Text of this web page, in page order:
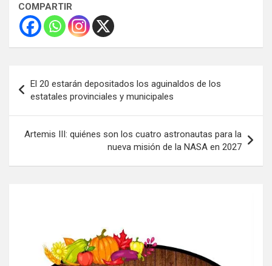
COMPARTIR
de
entradas
El 20 estarán depositados los aguinaldos de los
estatales provinciales y municipales
Artemis III: quiénes son los cuatro astronautas para la
nueva misión de la NASA en 2027